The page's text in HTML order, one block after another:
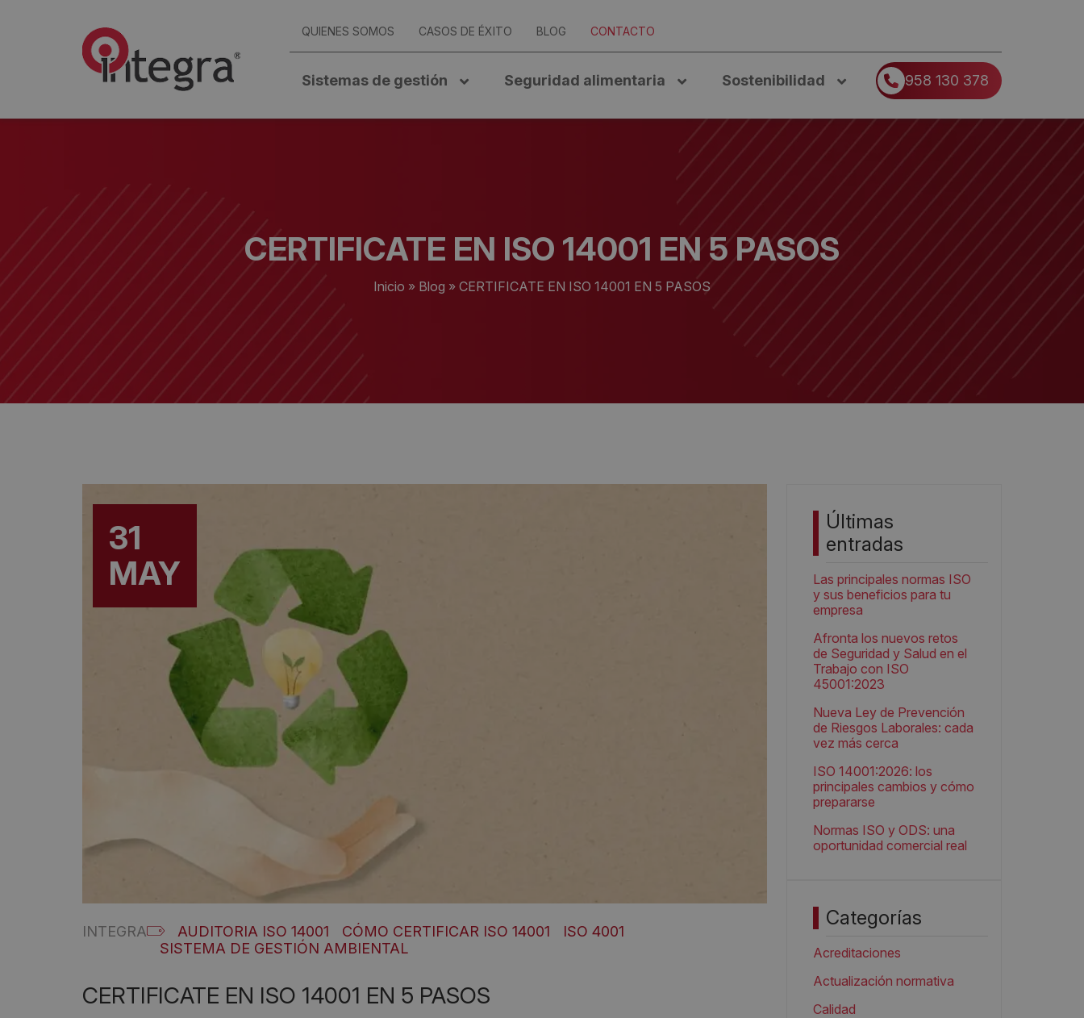
QUIENES SOMOS CASOS DE ÉXITO BLOG CONTACTO
Sistemas de gestión Seguridad alimentaria Sostenibilidad 958 130 378
CERTIFICATE EN ISO 14001 EN 5 PASOS
Inicio » Blog » CERTIFICATE EN ISO 14001 EN 5 PASOS
31
MAY
INTEGRA AUDITORIA ISO 14001 CÓMO CERTIFICAR ISO 14001
ISO 4001
SISTEMA DE GESTIÓN AMBIENTAL
CERTIFICATE EN ISO 14001 EN 5 PASOS
Últimas
entradas
Las principales normas ISO
y sus beneficios para tu
empresa
Afronta los nuevos retos
de Seguridad y Salud en el
Trabajo con ISO
45001:2023
Nueva Ley de Prevención
de Riesgos Laborales: cada
vez más cerca
ISO 14001:2026: los
principales cambios y cómo
prepararse
Normas ISO y ODS: una
oportunidad comercial real
Categorías
Acreditaciones
Actualización normativa
Calidad